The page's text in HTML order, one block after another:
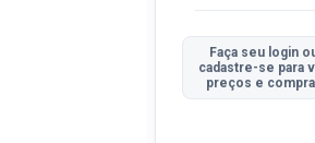
Faça seu login
cadastre-se para
preços e